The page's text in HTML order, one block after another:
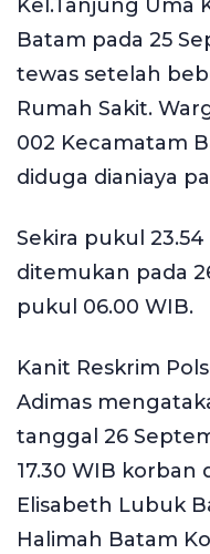
Kel.Tanjung Uma
Batam pada 25
tewas setelah
Rumah Sakit.
002 Kecamatam
diduga dianiaya
Sekira pukul
ditemukan pada
pukul 06.00 WIB.
Kanit Reskrim
Adimas
tanggal 26
17.30 WIB korban
Elisabeth Lubuk
Halimah Batam